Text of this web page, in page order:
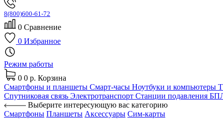
8(800)600-61-72
0 Сравнение
0 Избранное
Режим работы
0 0 р. Корзина
Смартфоны и планшеты Смарт-часы Ноутбуки и компьютеры
Спутниковая связь Электротранспорт Станции подавления
Выберите интересующую вас категорию
Смартфоны Планшеты Аксессуары Сим-карты